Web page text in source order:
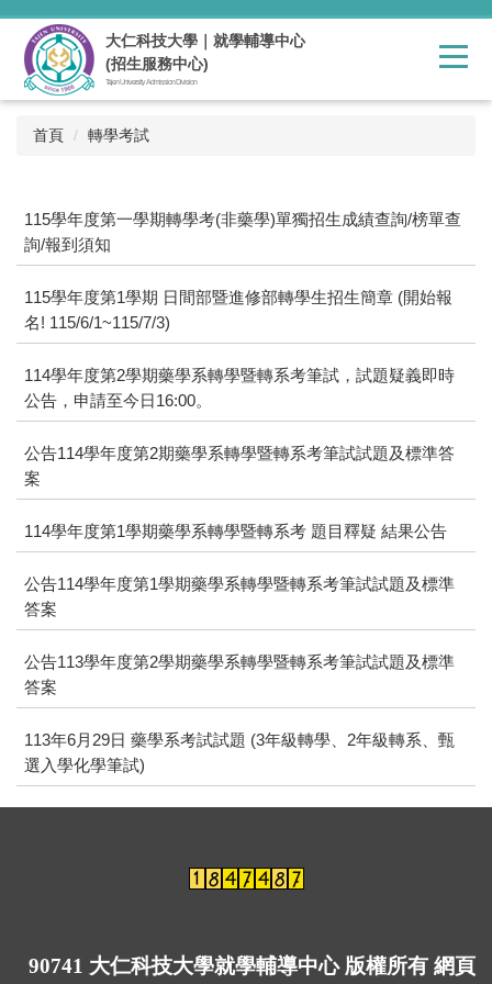
跳
主
要
內
大仁科技大學｜就學輔導中心
(招生服務中心)
Tajen University Admission Division
首頁 轉學考試
115學年度第一學期轉學考(非藥學)單獨招生成績查詢/榜單查
詢/報到須知
115學年度第1學期 日間部暨進修部轉學生招生簡章 (開始報
名! 115/6/1~115/7/3)
114學年度第2學期藥學系轉學暨轉系考筆試，試題疑義即時
公告，申請至今日16:00。
公告114學年度第2期藥學系轉學暨轉系考筆試試題及標準答
案
114學年度第1學期藥學系轉學暨轉系考 題目釋疑 結果公告
公告114學年度第1學期藥學系轉學暨轉系考筆試試題及標準
答案
公告113學年度第2學期藥學系轉學暨轉系考筆試試題及標準
答案
113年6月29日 藥學系考試試題 (3年級轉學、2年級轉系、甄
選入學化學筆試)
90741 大仁科技大學就學輔導中心 版權所有 網頁